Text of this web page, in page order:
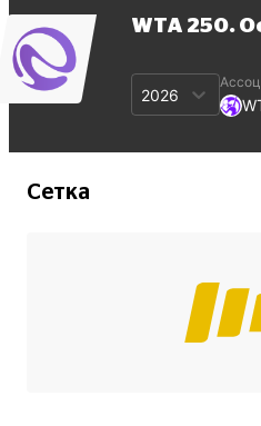
WTA 250.
2026
Сетка